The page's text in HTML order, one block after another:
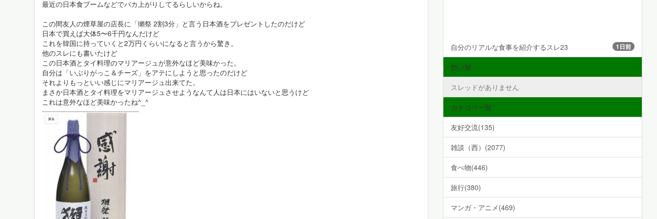
最近の日本食ブームなどでバカ上がりしてるらしいからね。
この間友人の煙草屋の店長に「獺祭 2割3分」と言う日本酒をプレゼントしたのだけど
日本で買えば大体5〜6千円なんだけど
これを韓国に持っていくと2万円くらいになると言うから驚き。
他のスレにも書いたけど
この日本酒とタイ料理のマリアージュが意外なほど美味かった。
自分は「いぶりがっこ＆チーズ」をアテにしようと思ったのだけど
それよりもっといい感じにマリアージュ出来てた。
まさか日本酒とタイ料理をマリアージュさせようなんて人は日本にはいないと思うけど
これは意外なほど美味かったね^_^
自分のリアルな食事を紹介するスレ23 1日前
勢い順
スレッドがありません
カテゴリ一覧
友好交流(135)
雑談（西）(2077)
食べ物(446)
旅行(380)
マンガ・アニメ(469)